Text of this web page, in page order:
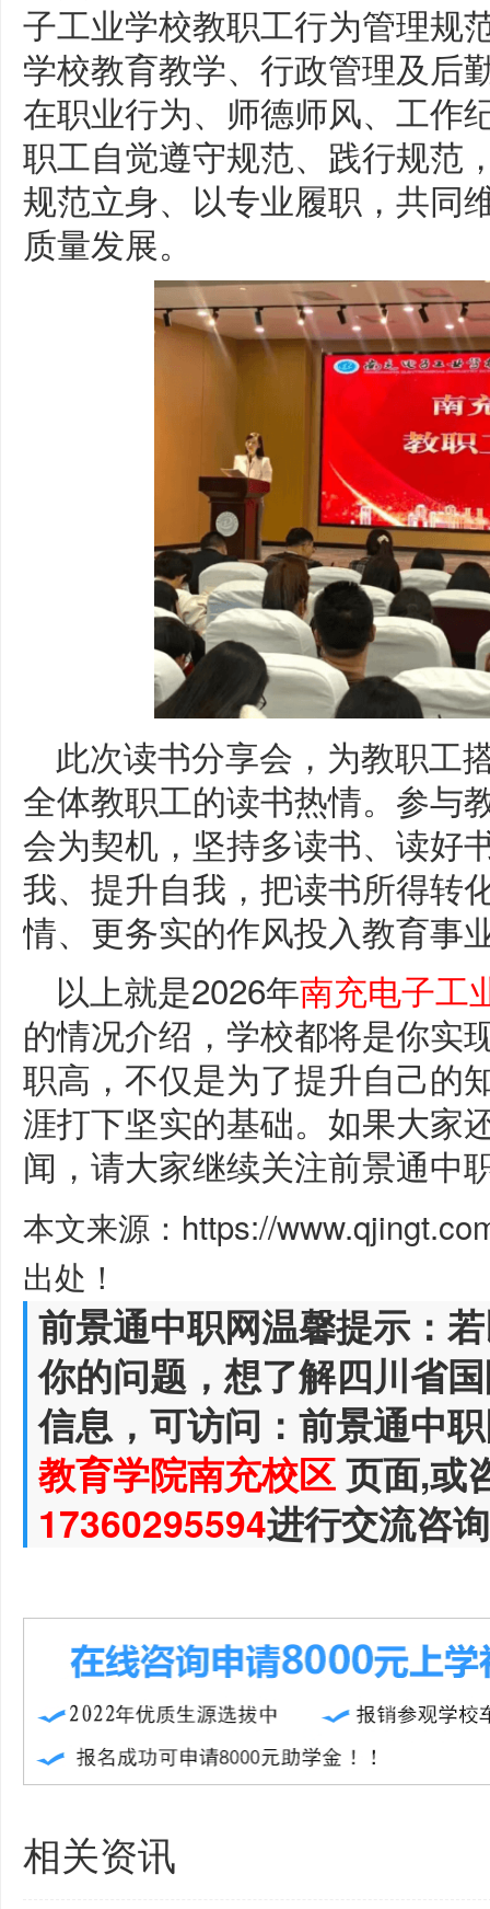
子工业学校教职工行为管理规
学校教育教学、行政管理及后
在职业行为、师德师风、工作
职工自觉遵守规范、践行规范
规范立身、以专业履职，共同
质量发展。
此次读书分享会，为教职工
全体教职工的读书热情。参与
会为契机，坚持多读书、读好
我、提升自我，把读书所得转
情、更务实的作风投入教育事
以上就是2026年南充电子工
的情况介绍，学校都将是你实
职高，不仅是为了提升自己的
涯打下坚实的基础。如果大家
闻，请大家继续关注前景通中
本文来源：https://
出处！
前景通中职网温馨提示：
你的问题，想了解四川省
信息，可访问：前景通中
教育学院南充校区页面,或
17360295594进行交流咨
相关资讯